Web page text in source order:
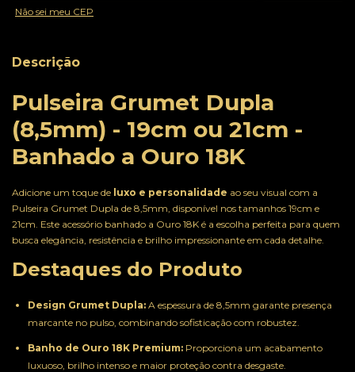
Não sei meu CEP
Descrição
Pulseira Grumet Dupla
(8,5mm) - 19cm ou 21cm -
Banhado a Ouro 18K
Adicione um toque de luxo e personalidade ao seu visual com a
Pulseira Grumet Dupla de 8,5mm, disponível nos tamanhos 19cm e
21cm. Este acessório banhado a Ouro 18K é a escolha perfeita para quem
busca elegância, resistência e brilho impressionante em cada detalhe.
Destaques do Produto
Design Grumet Dupla: A espessura de 8,5mm garante presença
marcante no pulso, combinando sofisticação com robustez.
Banho de Ouro 18K Premium: Proporciona um acabamento
luxuoso, brilho intenso e maior proteção contra desgaste.